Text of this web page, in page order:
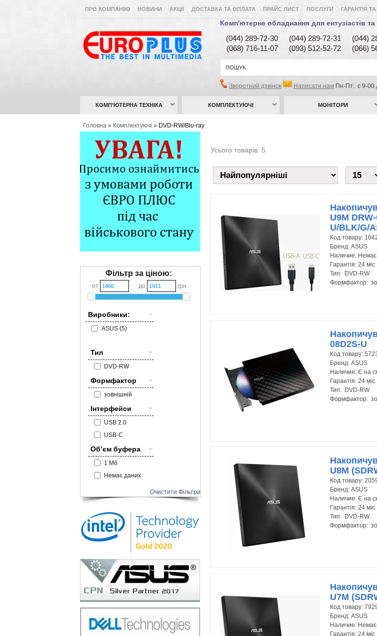
ПРО КОМПАНІЮ НОВИНИ АКЦІЇ ДОСТАВКА ТА ОПЛАТА ПРАЙС ЛИСТ ПОСЛУГИ ГАРАНТІЯ
Комп'ютерне обладнання для ентузіастів
(044) 289-72-30 (044) 289-72-31
(044)
(068) 716-11-07
(093) 512-52-72
(066)
Зворотний дзвінок Написати нам Пн-Пт: с 9-00
КОМП’ЮТЕРНА ТЕХНІКА КОМПЛЕКТУЮЧІ МОНІТОРИ
Фільтр за ціною:
от до грн.
Виробники:
ASUS (5)
Тип
DVD-RW
Формфактор
зовнішній
Інтерфейси
USB 2.0
USB-C
Об’єм буфера
1 Мб
Немає даних
Очистити Фільтри
Головна » Комплектуючі » DVD-RW/Blu-ray
Усього товарів: 5
U9M
U/BLK/G/
Код товару:
Бренд: ASUS
Наличие: Немає
Гарантія: 24 міс
Тип: DVD-RW
Формфактор:
08D2S-U
Код товару:
Бренд: ASUS
Наличие: Є на
Гарантія: 24 міс
Тип: DVD-RW
Формфактор:
U8M
Код товару:
Бренд: ASUS
Наличие: Є на
Гарантія: 24 міс
Тип: DVD-RW
Формфактор:
U7M
Код товару:
Бренд: ASUS
Наличие: Немає
Гарантія: 24 міс